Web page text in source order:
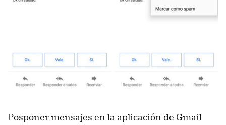
Posponer mensajes en la aplicación de Gmail